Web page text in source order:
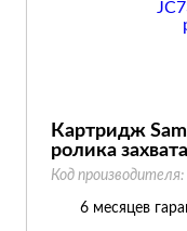
Картридж
ролика захвата
Код производителя:
6 месяцев